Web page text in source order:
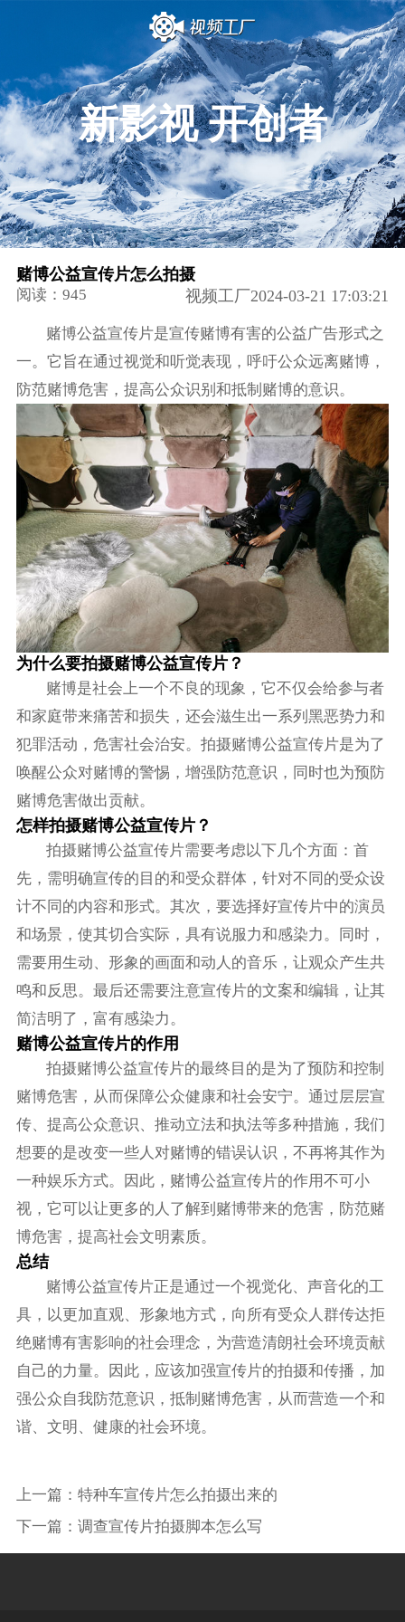
新影视 开创者
赌博公益宣传片怎么拍摄
阅读：945 视频工厂2024-03-21 17:03:21
赌博公益宣传片是宣传赌博有害的公益广告形式之
一。它旨在通过视觉和听觉表现，呼吁公众远离赌博，
防范赌博危害，提高公众识别和抵制赌博的意识。
为什么要拍摄赌博公益宣传片？
赌博是社会上一个不良的现象，它不仅会给参与者
和家庭带来痛苦和损失，还会滋生出一系列黑恶势力和
犯罪活动，危害社会治安。拍摄赌博公益宣传片是为了
唤醒公众对赌博的警惕，增强防范意识，同时也为预防
赌博危害做出贡献。
怎样拍摄赌博公益宣传片？
拍摄赌博公益宣传片需要考虑以下几个方面：首
先，需明确宣传的目的和受众群体，针对不同的受众设
计不同的内容和形式。其次，要选择好宣传片中的演员
和场景，使其切合实际，具有说服力和感染力。同时，
需要用生动、形象的画面和动人的音乐，让观众产生共
鸣和反思。最后还需要注意宣传片的文案和编辑，让其
简洁明了，富有感染力。
赌博公益宣传片的作用
拍摄赌博公益宣传片的最终目的是为了预防和控制
赌博危害，从而保障公众健康和社会安宁。通过层层宣
传、提高公众意识、推动立法和执法等多种措施，我们
想要的是改变一些人对赌博的错误认识，不再将其作为
一种娱乐方式。因此，赌博公益宣传片的作用不可小
视，它可以让更多的人了解到赌博带来的危害，防范赌
博危害，提高社会文明素质。
总结
赌博公益宣传片正是通过一个视觉化、声音化的工
具，以更加直观、形象地方式，向所有受众人群传达拒
绝赌博有害影响的社会理念，为营造清朗社会环境贡献
自己的力量。因此，应该加强宣传片的拍摄和传播，加
强公众自我防范意识，抵制赌博危害，从而营造一个和
谐、文明、健康的社会环境。
上一篇： 特种车宣传片怎么拍摄出来的
下一篇： 调查宣传片拍摄脚本怎么写